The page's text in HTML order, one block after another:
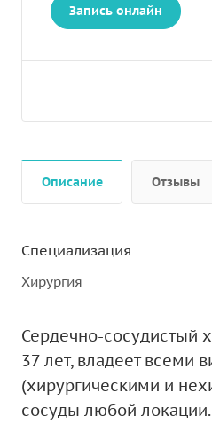
Запись онлайн
Описание Отзывы
Специализация
Хирургия
Сердечно-сосудистый
37 лет, владеет всеми
(хирургическими и
сосуды любой